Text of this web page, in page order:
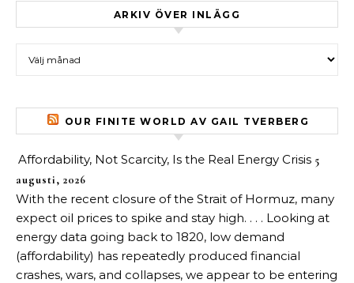
ARKIV ÖVER INLÄGG
OUR FINITE WORLD AV GAIL TVERBERG
Affordability, Not Scarcity, Is the Real Energy Crisis 5
augusti, 2026
With the recent closure of the Strait of Hormuz, many
expect oil prices to spike and stay high. . . . Looking at
energy data going back to 1820, low demand
(affordability) has repeatedly produced financial
crashes, wars, and collapses, we appear to be entering